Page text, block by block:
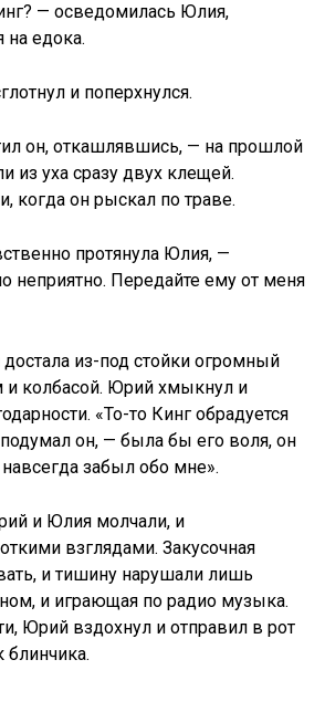
— осведомилась Юлия,
на едока.
и поперхнулся.
он, откашлявшись, — на прошлой
из уха сразу двух клещей.
когда он рыскал по траве.
протянула Юлия, —
неприятно. Передайте ему от меня
из-под стойки огромный
и колбасой. Юрий хмыкнул и
«То-то Кинг обрадуется
он, — была бы его воля, он
забыл обо мне».
и Юлия молчали, и
взглядами. Закусочная
и тишину нарушали лишь
и играющая по радио музыка.
Юрий вздохнул и отправил в рот
блинчика.